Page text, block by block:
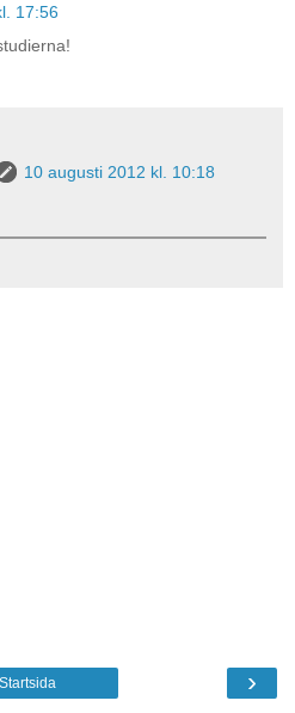
17:56
10 augusti 2012 kl. 10:18
›
Startsida